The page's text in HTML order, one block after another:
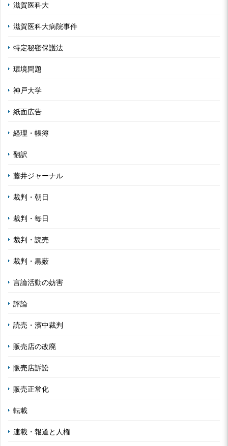
滋賀医科大
滋賀医科大病院事件
特定秘密保護法
環境問題
神戸大学
紙面広告
経理・帳簿
翻訳
藤井ジャーナル
裁判・朝日
裁判・毎日
裁判・読売
裁判・黒薮
言論活動の妨害
評論
読売・濱中裁判
販売店の改廃
販売店訴訟
販売正常化
転載
連載・報道と人権